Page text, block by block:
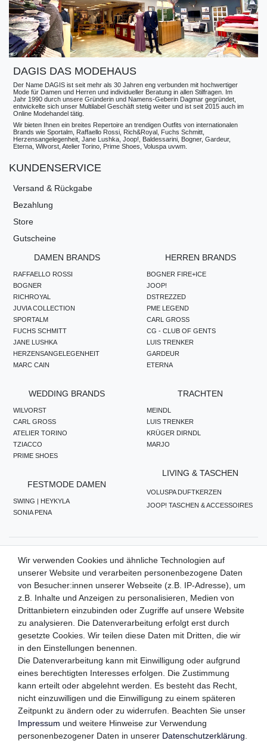
DAGIS DAS MODEHAUS
Der Name DAGIS ist seit mehr als 30 Jahren eng verbunden mit hochwertiger
Mode für Damen und Herren und individueller Beratung in allen Stilfragen. Im
Jahr 1990 durch unsere Gründerin und Namens-Geberin Dagmar gegründet,
entwickelte sich unser Multilabel Geschäft stetig weiter und ist seit 2015 auch im
Online Modehandel tätig.
Wir bieten Ihnen ein breites Repertoire an trendigen Outfits von internationalen
Brands wie Sportalm, Raffaello Rossi, Rich&Royal, Fuchs Schmitt,
Herzensangelegenheit, Jane Lushka, Joop!, Baldessarini, Bogner, Gardeur,
Eterna, Wilvorst, Atelier Torino, Prime Shoes, Voluspa uvwm.
KUNDENSERVICE
Versand & Rückgabe
Bezahlung
Store
Gutscheine
DAMEN BRANDS
RAFFAELLO ROSSI
BOGNER
RICHROYAL
JUVIA COLLECTION
SPORTALM
FUCHS SCHMITT
JANE LUSHKA
HERZENSANGELEGENHEIT
MARC CAIN
HERREN BRANDS
BOGNER FIRE+ICE
JOOP!
DSTREZZED
PME LEGEND
CARL GROSS
CG - CLUB OF GENTS
LUIS TRENKER
GARDEUR
ETERNA
WEDDING BRANDS
WILVORST
CARL GROSS
ATELIER TORINO
TZIACCO
PRIME SHOES
FESTMODE DAMEN
SWING | HEYKYLA
SONIA PENA
TRACHTEN
MEINDL
LUIS TRENKER
KRÜGER DIRNDL
MARJO
LIVING & TASCHEN
VOLUSPA DUFTKERZEN
JOOP! TASCHEN & ACCESSOIRES
ZAHLUNGSMETHODEN
WIR VERSENDEN MIT
QUALITÄTSVERSPRECHEN
FOLGEN SIE UNS
Wir verwenden Cookies und ähnliche Technologien auf
unserer Website und verarbeiten personenbezogene Daten
von Besucher:innen unserer Webseite (z.B. IP-Adresse), um
z.B. Inhalte und Anzeigen zu personalisieren, Medien von
Drittanbietern einzubinden oder Zugriffe auf unsere Website
zu analysieren. Die Datenverarbeitung erfolgt erst durch
gesetzte Cookies. Wir teilen diese Daten mit Dritten, die wir
in den Einstellungen benennen.
Die Datenverarbeitung kann mit Einwilligung oder aufgrund
eines berechtigten Interesses erfolgen. Die Zustimmung
kann erteilt oder abgelehnt werden. Es besteht das Recht,
nicht einzuwilligen und die Einwilligung zu einem späteren
Zeitpunkt zu ändern oder zu widerrufen. Beachten Sie unser
Impressum und weitere Hinweise zur Verwendung
personenbezogener Daten in unserer Daten­schutz­erklärung